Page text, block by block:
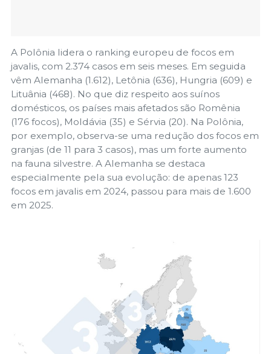
A Polônia lidera o ranking europeu de focos em
javalis, com 2.374 casos em seis meses. Em seguida
vêm Alemanha (1.612), Letônia (636), Hungria (609) e
Lituânia (468). No que diz respeito aos suínos
domésticos, os países mais afetados são Romênia
(176 focos), Moldávia (35) e Sérvia (20). Na Polônia,
por exemplo, observa-se uma redução dos focos em
granjas (de 11 para 3 casos), mas um forte aumento
na fauna silvestre. A Alemanha se destaca
especialmente pela sua evolução: de apenas 123
focos em javalis em 2024, passou para mais de 1.600
em 2025.